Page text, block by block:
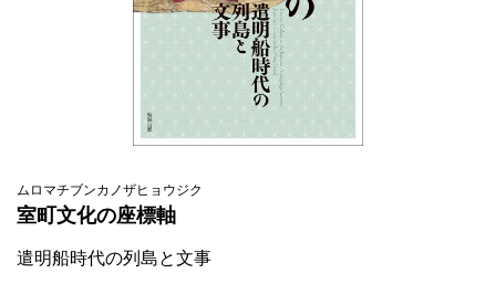
ムロマチブンカノザヒョウジク
室町文化の座標軸
遣明船時代の列島と文事